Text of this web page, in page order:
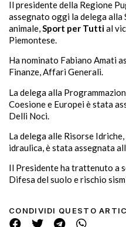
Il presidente della Regione
assegnato oggi la delega alla
animale,Sport per Tuttial
Piemontese.
Ha nominato Fabiano Amati
Finanze, Affari Generali.
La delega alla
Coesione e Europei è stata
Delli Noci.
La delega alle Risorse
idraulica, è stata assegnata
Il Presidente ha trattenuto a
Difesa del suolo e rischio
CONDIVIDI QUESTO